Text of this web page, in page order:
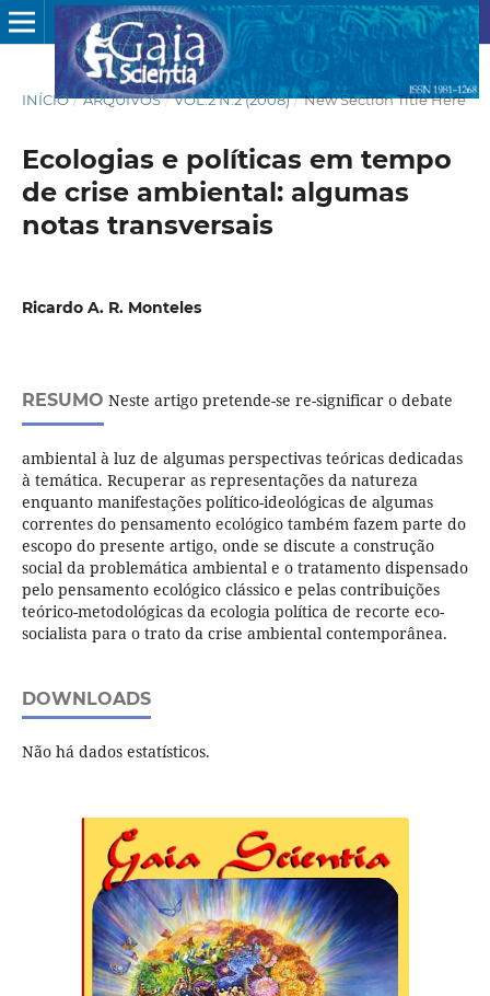
INÍCIO / ARQUIVOS / VOL.2 N.2 (2008) / New Section Title Here
Ecologias e políticas em tempo
de crise ambiental: algumas
notas transversais
Ricardo A. R. Monteles
RESUMO Neste artigo pretende-se re-significar o debate
ambiental à luz de algumas perspectivas teóricas dedicadas
à temática. Recuperar as representações da natureza
enquanto manifestações político-ideológicas de algumas
correntes do pensamento ecológico também fazem parte do
escopo do presente artigo, onde se discute a construção
social da problemática ambiental e o tratamento dispensado
pelo pensamento ecológico clássico e pelas contribuições
teórico-metodológicas da ecologia política de recorte eco-
socialista para o trato da crise ambiental contemporânea.
DOWNLOADS
Não há dados estatísticos.